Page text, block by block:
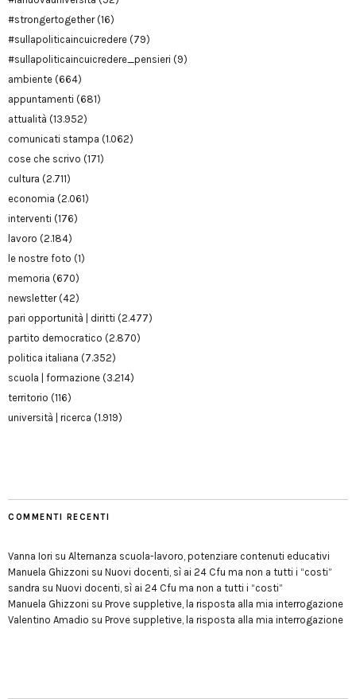
#strongertogether(16)
#sullapoliticaincuicredere (79)
#sullapoliticaincuicredere_pensieri (9)
ambiente (664)
appuntamenti (681)
attualità (13.952)
comunicati stampa (1.062)
cose che scrivo (171)
cultura (2.711)
economia (2.061)
interventi (176)
lavoro (2.184)
le nostre foto (1)
memoria (670)
newsletter(42)
pari opportunità | diritti (2.477)
partito democratico (2.870)
politica italiana (7.352)
scuola | formazione (3.214)
territorio (116)
università | ricerca (1.919)
COMMENTI RECENTI
Vanna Iori su Alternanza scuola-lavoro, potenziare contenuti educativi
Manuela Ghizzoni su Nuovi docenti, sì ai 24 Cfu ma non a tutti i “costi”
sandra su Nuovi docenti, sì ai 24 Cfu ma non a tutti i “costi”
Manuela Ghizzoni su Prove suppletive, la risposta alla mia interrogazione
Valentino Amadio su Prove suppletive, la risposta alla mia interrogazione